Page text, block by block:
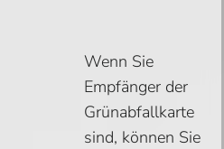
Wenn Sie
Empfänger der
Grünabfallkarte
sind, können Sie